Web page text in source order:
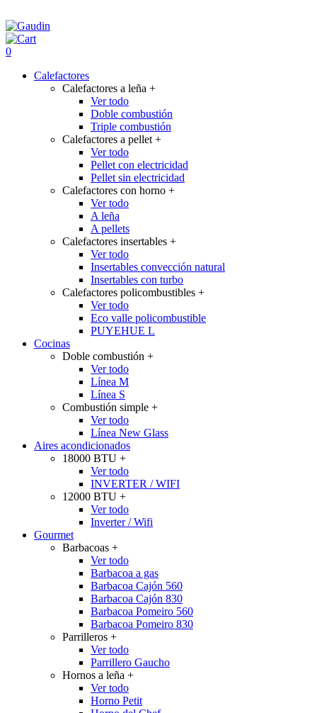
0
Calefactores
Calefactores a leña +
Ver todo
Doble combustión
Triple combustión
Calefactores a pellet +
Ver todo
Pellet con electricidad
Pellet sin electricidad
Calefactores con horno +
Ver todo
A leña
A pellets
Calefactores insertables +
Ver todo
Insertables convección natural
Insertables con turbo
Calefactores policombustibles +
Ver todo
Eco valle policombustible
PUYEHUE L
Cocinas
Doble combustión +
Ver todo
Línea M
Línea S
Combustión simple +
Ver todo
Línea New Glass
Aires acondicionados
18000 BTU +
Ver todo
INVERTER / WIFI
12000 BTU +
Ver todo
Inverter / Wifi
Gourmet
Barbacoas +
Ver todo
Barbacoa a gas
Barbacoa Cajón 560
Barbacoa Cajón 830
Barbacoa Pomeiro 560
Barbacoa Pomeiro 830
Parrilleros +
Ver todo
Parrillero Gaucho
Hornos a leña +
Ver todo
Horno Petit